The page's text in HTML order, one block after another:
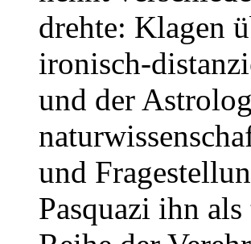
drehte: Klagen
ironisch-
und der
und
Pasquazi ihn